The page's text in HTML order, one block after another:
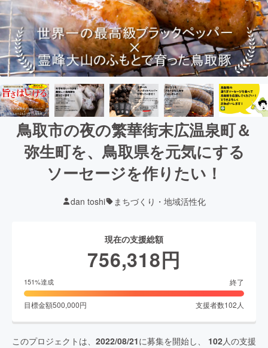
鳥取市の夜の繁華街末広温泉町＆
弥生町を、鳥取県を元気にする
ソーセージを作りたい！
dan toshi まちづくり・地域活性化
現在の支援総額
756,318円
151%達成 終了
目標金額500,000円 支援者数102 人
このプロジェクトは、 2022/08/21に募集を開始し、 102人の支援